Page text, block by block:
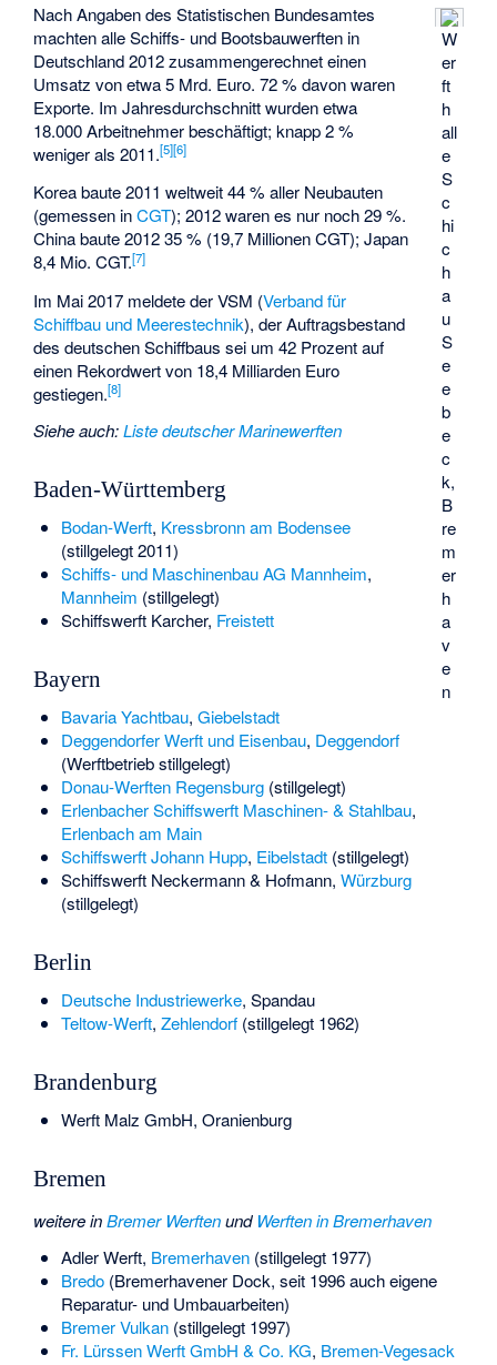
W
er
ft
h
all
e
S
c
hi
c
h
a
u
S
e
e
b
e
c
k,
B
re
m
er
h
a
v
e
n
Nach Angaben des Statistischen Bundesamtes
machten alle Schiffs- und Bootsbauwerften in
Deutschland 2012 zusammengerechnet einen
Umsatz von etwa 5 Mrd. Euro. 72 % davon waren
Exporte. Im Jahresdurchschnitt wurden etwa
18.000 Arbeitnehmer beschäftigt; knapp 2 %
weniger als 2011.[5][6]
Korea baute 2011 weltweit 44 % aller Neubauten
(gemessen inCGT); 2012 waren es nur noch 29 %.
China baute 2012 35 % (19,7 Millionen CGT); Japan
8,4 Mio. CGT.[7]
Im Mai 2017 meldete der VSM (Verband für
Schiffbau und Meerestechnik), der Auftragsbestand
des deutschen Schiffbaus sei um 42 Prozent auf
einen Rekordwert von 18,4 Milliarden Euro
gestiegen.[8]
Siehe auch:Liste deutscher Marinewerften
Baden-Württemberg
Bodan-Werft, Kressbronn am Bodensee
(stillgelegt 2011)
Schiffs- und Maschinenbau AG Mannheim,
Mannheim (stillgelegt)
Schiffswerft Karcher, Freistett
Bayern
Bavaria Yachtbau, Giebelstadt
Deggendorfer Werft und Eisenbau, Deggendorf
(Werftbetrieb stillgelegt)
Donau-Werften Regensburg(stillgelegt)
Erlenbacher Schiffswerft Maschinen- & Stahlbau,
Erlenbach am Main
Schiffswerft Johann Hupp, Eibelstadt(stillgelegt)
Schiffswerft Neckermann & Hofmann, Würzburg
(stillgelegt)
Berlin
Deutsche Industriewerke, Spandau
Teltow-Werft, Zehlendorf(stillgelegt 1962)
Brandenburg
Werft Malz GmbH, Oranienburg
Bremen
weitere inBremer Werftenund Werften in Bremerhaven
Adler Werft, Bremerhaven(stillgelegt 1977)
Bredo(Bremerhavener Dock, seit 1996 auch eigene
Reparatur- und Umbauarbeiten)
Bremer Vulkan(stillgelegt 1997)
Fr. Lürssen Werft GmbH & Co. KG, Bremen-Vegesack